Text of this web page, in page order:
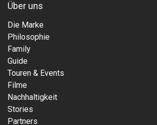
Über uns
Die Marke
Philosophie
Family
Guide
Touren & Events
Filme
Nachhaltigkeit
Stories
Partners